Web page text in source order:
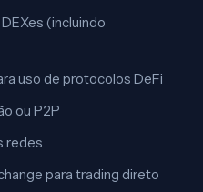
(incluindo
uso de protocolos DeFi
ou P2P
redes
para trading direto